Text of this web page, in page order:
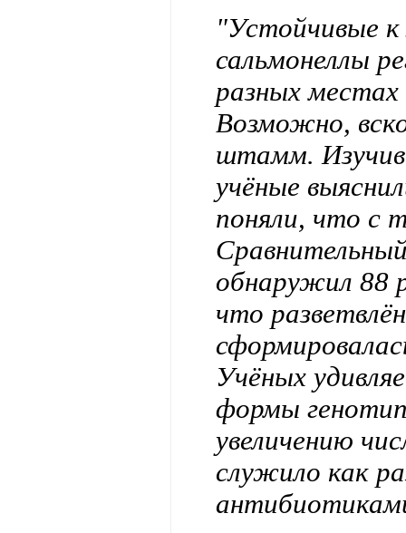
"Устойчивые
сальмонеллы
разных местах
Возможно,
штамм. Изучив
учёные
поняли, что с
обнаружил 88
что
Учёных
формы
увеличению
служило как